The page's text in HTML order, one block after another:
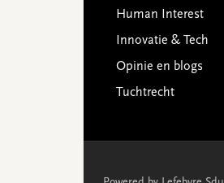
Human Interest
Innovatie & Tech
Opinie en blogs
Tuchtrecht